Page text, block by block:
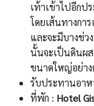
เท้าเข้าไปอีกป
โดยเส้นทางกา
และจะมีบางช่
นั้นจะเป็นดินผส
ขนาดใหญ่อย่าง
รับประทานอาห
ที่พัก : Hotel